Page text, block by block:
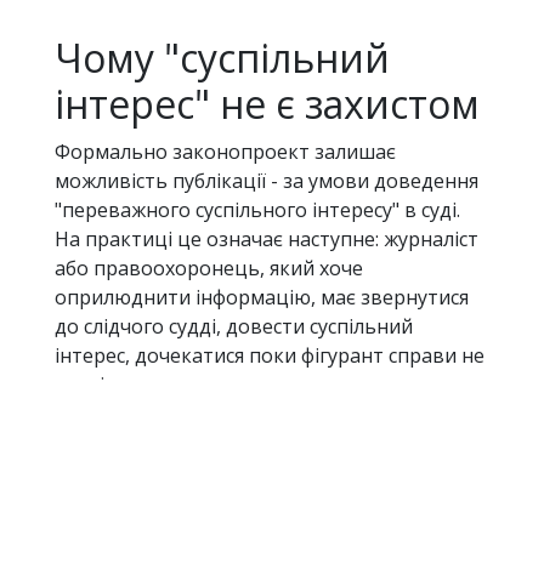
Чому "суспільний
інтерес" не є захистом
Формально законопроект залишає
можливість публікації - за умови доведення
"переважного суспільного інтересу" в суді.
На практиці це означає наступне: журналіст
або правоохоронець, який хоче
оприлюднити інформацію, має звернутися
до слідчого судді, довести суспільний
інтерес, дочекатися поки фігурант справи не
реалізує право на заперечення, пережити